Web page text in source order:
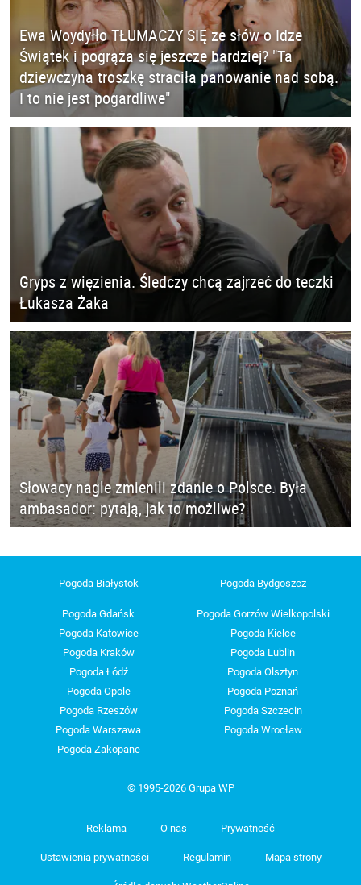
Ewa Woydyłło TŁUMACZY SIĘ ze słów o Idze
Świątek i pogrąża się jeszcze bardziej? "Ta
dziewczyna troszkę straciła panowanie nad sobą.
I to nie jest pogardliwe"
Gryps z więzienia. Śledczy chcą zajrzeć do teczki
Łukasza Żaka
Słowacy nagle zmienili zdanie o Polsce. Była
ambasador: pytają, jak to możliwe?
Pogoda Białystok Pogoda Bydgoszcz
Pogoda Gdańsk
Pogoda Gorzów Wielkopolski
Pogoda Katowice
Pogoda Kielce
Pogoda Kraków
Pogoda Lublin
Pogoda Łódź
Pogoda Olsztyn
Pogoda Opole
Pogoda Poznań
Pogoda Rzeszów
Pogoda Szczecin
Pogoda Warszawa
Pogoda Wrocław
Pogoda Zakopane
© 1995-2026 Grupa WP
Reklama O nas Prywatność
Ustawienia prywatności Regulamin Mapa strony